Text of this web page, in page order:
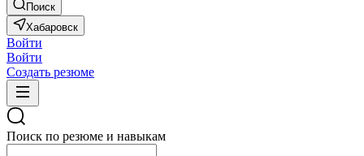
Поиск
Хабаровск
Войти
Войти
Создать резюме
Поиск по резюме и навыкам